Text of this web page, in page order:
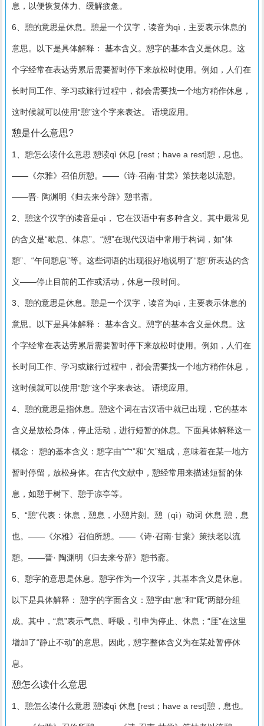
息，以便恢复体力、缓解疲惫。
6、憩的意思是休息。憩是一个汉字，读音为qì，主要表示休息的
意思。以下是具体解释： 基本含义。憩字的基本含义是休息。这
个字经常在表达劳累后需要暂时停下来放松时使用。例如，人们在
长时间工作、学习或旅行过程中，都会需要找一个地方稍作休息，
这时候就可以使用“憩”这个字来表达。 语境应用。
憩是什么意思?
1、憩怎么读什么意思 憩读qì 休息 [rest；have a rest]憩，息也。
——《尔雅》召伯所憩。——《诗·召南·甘棠》策扶老以流憩。
——晋· 陶渊明《归去来兮辞》憩书斋。
2、憩这个汉字的读音是qì， 它在汉语中有多种含义。其中最常见
的含义是“歇息、休息”。“憩”在现代汉语中常用于构词，如“休
憩”、“午间憩息”等。这些词语的出现很好地说明了“憩”所表达的含
义——停止目前的工作或活动，休息一段时间。
3、憩的意思是休息。憩是一个汉字，读音为qì，主要表示休息的
意思。以下是具体解释： 基本含义。憩字的基本含义是休息。这
个字经常在表达劳累后需要暂时停下来放松时使用。例如，人们在
长时间工作、学习或旅行过程中，都会需要找一个地方稍作休息，
这时候就可以使用“憩”这个字来表达。 语境应用。
4、憩的意思是指休息。憩这个词在古汉语中就已出现，它的基本
含义是放松身体，停止活动，进行短暂的休息。下面具体解释这一
概念： 憩的基本含义：憩字由“宀”和“欠”组成，意味着在某一地方
暂时停留，放松身体。在古代文献中，憩经常用来描述短暂的休
息，如憩于树下、憩于凉亭等。
5、“憩”代表：休息，憩息，小憩片刻。憩（qì）动词 休息 憩，息
也。——《尔雅》召伯所憩。——《诗·召南·甘棠》策扶老以流
憩。——晋· 陶渊明《归去来兮辞》憩书斋。
6、憩字的意思是休息。憩字作为一个汉字，其基本含义是休息。
以下是具体解释： 憩字的字面含义：憩字由“息”和“厑”两部分组
成。其中，“息”表示气息、呼吸，引申为停止、休息；“厓”在这里
增加了“静止不动”的意思。因此，憩字整体含义为在某处暂停休
息。
憩怎么读什么意思
1、憩怎么读什么意思 憩读qì 休息 [rest；have a rest]憩，息也。